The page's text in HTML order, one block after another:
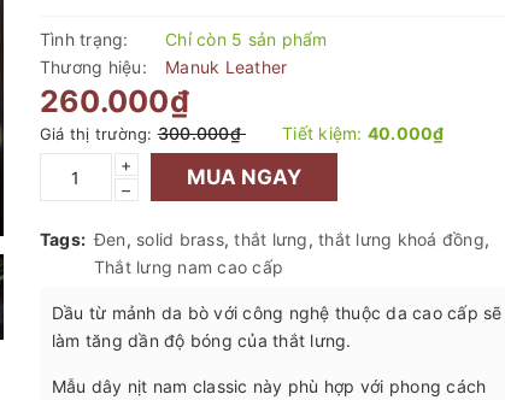
Tình trạng:
Chỉ còn 5 sản phẩm
Thương hiệu:
Manuk Leather
260.000₫
Giá thị trường:300.000₫ Tiết kiệm: 40.000₫
+
–
MUA NGAY
Tags: Đen, solid brass,thắt lưng, thắt lưng khoá đồng,
Thắt lưng nam cao cấp
Dầu từ mảnh da bò với công nghệ thuộc da cao cấp sẽ
làm tăng dần độ bóng của thắt lưng.
Mẫu dây nịt nam classic này phù hợp với phong cách